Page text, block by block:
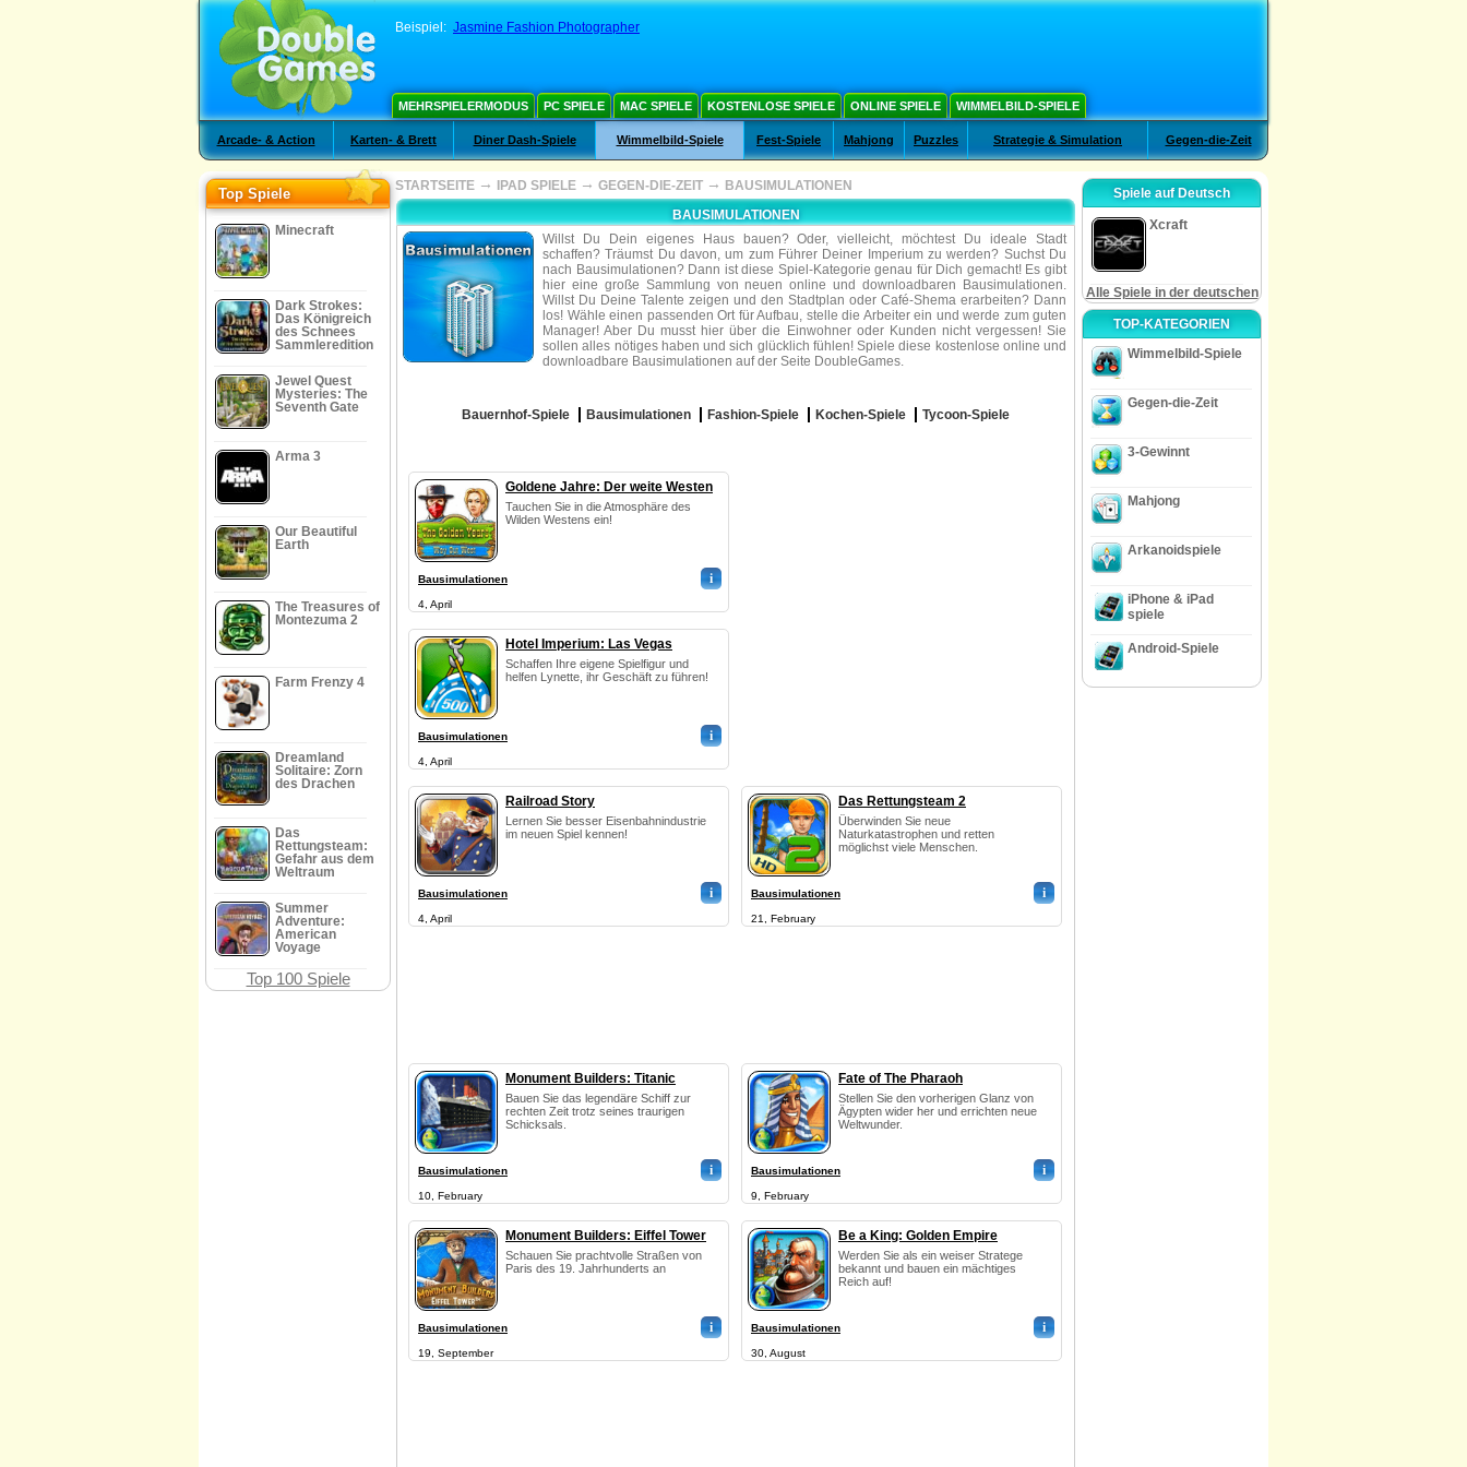
Beispiel: Jasmine Fashion Photographer
MEHRSPIELERMODUS PC SPIELE MAC SPIELE KOSTENLOSE SPIELE ONLINE SPIELE WIMMELBILD-SPIELE
Arcade- & Action Karten- & Brett Diner Dash-Spiele Wimmelbild-Spiele Fest-Spiele Mahjong Puzzles Strategie & Simulation Gegen-die-Zeit
Top Spiele
Minecraft
Dark Strokes:
Das Königreich
des Schnees
Sammleredition
Jewel Quest
Mysteries: The
Seventh Gate
Arma 3
Our Beautiful
Earth
The Treasures of
Montezuma 2
Farm Frenzy 4
Dreamland
Solitaire: Zorn
des Drachen
Das
Rettungsteam:
Gefahr aus dem
Weltraum
Summer
Adventure:
American
Voyage
Top 100 Spiele
STARTSEITE → IPAD SPIELE → GEGEN-DIE-ZEIT → BAUSIMULATIONEN
BAUSIMULATIONEN
Willst Du Dein eigenes Haus bauen? Oder, vielleicht, möchtest Du ideale Stadt
schaffen? Träumst Du davon, um zum Führer Deiner Imperium zu werden? Suchst Du
nach Bausimulationen? Dann ist diese Spiel-Kategorie genau für Dich gemacht! Es gibt
hier eine große Sammlung von neuen online und downloadbaren Bausimulationen.
Willst Du Deine Talente zeigen und den Stadtplan oder Café-Shema erarbeiten? Dann
los! Wähle einen passenden Ort für Aufbau, stelle die Arbeiter ein und werde zum guten
Manager! Aber Du musst hier über die Einwohner oder Kunden nicht vergessen! Sie
sollen alles nötiges haben und sich glücklich fühlen! Spiele diese kostenlose online und
downloadbare Bausimulationen auf der Seite DoubleGames.
Bauernhof-Spiele Bausimulationen Fashion-Spiele Kochen-Spiele Tycoon-Spiele
Goldene Jahre: Der weite Westen
Tauchen Sie in die Atmosphäre des
Wilden Westens ein!
Bausimulationen i
4, April
Hotel Imperium: Las Vegas
Schaffen Ihre eigene Spielfigur und
helfen Lynette, ihr Geschäft zu führen!
Bausimulationen i
4, April
Railroad Story
Lernen Sie besser Eisenbahnindustrie
im neuen Spiel kennen!
Bausimulationen i
4, April
Das Rettungsteam 2
Überwinden Sie neue
Naturkatastrophen und retten
möglichst viele Menschen.
Bausimulationen i
21, February
Monument Builders: Titanic
Bauen Sie das legendäre Schiff zur
rechten Zeit trotz seines traurigen
Schicksals.
Bausimulationen i
10, February
Fate of The Pharaoh
Stellen Sie den vorherigen Glanz von
Ägypten wider her und errichten neue
Weltwunder.
Bausimulationen i
9, February
Monument Builders: Eiffel Tower
Schauen Sie prachtvolle Straßen von
Paris des 19. Jahrhunderts an
Bausimulationen i
19, September
Be a King: Golden Empire
Werden Sie als ein weiser Stratege
bekannt und bauen ein mächtiges
Reich auf!
Bausimulationen i
30, August
Spiele auf Deutsch
Xcraft
Alle Spiele in der deutschen
TOP-KATEGORIEN
Wimmelbild-Spiele
Gegen-die-Zeit
3-Gewinnt
Mahjong
Arkanoidspiele
iPhone & iPad
spiele
Android-Spiele